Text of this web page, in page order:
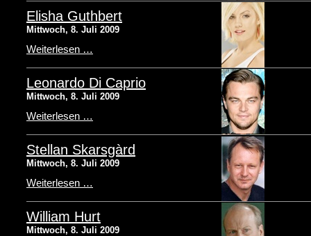
Elisha Guthbert
Mittwoch, 8. Juli 2009
Weiterlesen …
Leonardo Di Caprio
Mittwoch, 8. Juli 2009
Weiterlesen …
Stellan Skarsgàrd
Mittwoch, 8. Juli 2009
Weiterlesen …
William Hurt
Mittwoch, 8. Juli 2009